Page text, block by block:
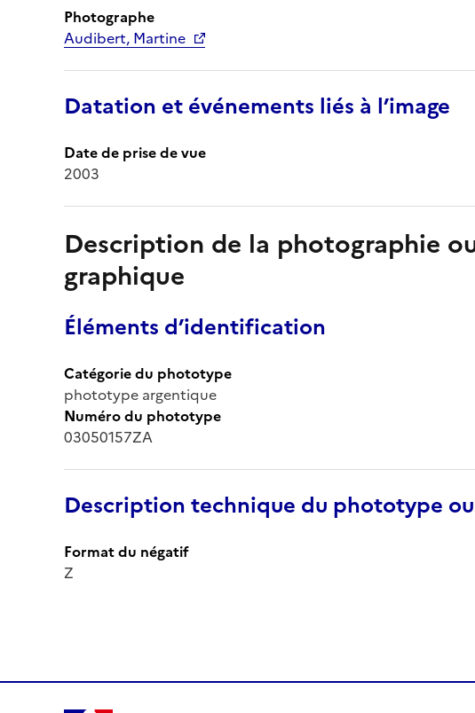
Photographe
Audibert, Martine
Datation et événements liés à l’image
Date de prise de vue
2003
Description de la photographie
graphique
Éléments d’identification
Catégorie du phototype
phototype argentique
Numéro du phototype
03050157ZA
Description technique du phototype
Format du négatif
Z